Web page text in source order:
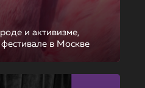
и активизме,
в Москве